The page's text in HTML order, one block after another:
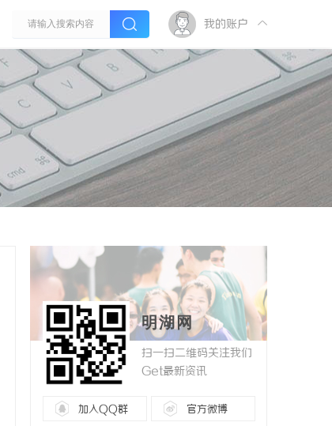
我的账户
明湖网
扫一扫二维码关注我们
Get最新资讯
加入QQ群 官方微博